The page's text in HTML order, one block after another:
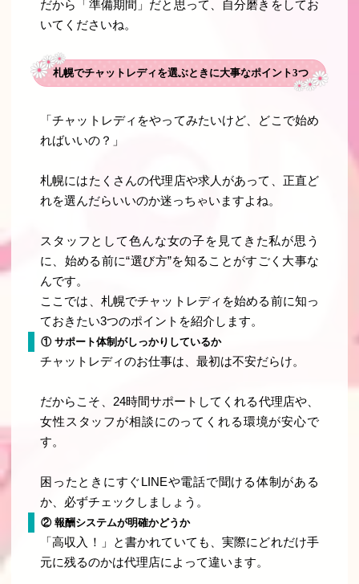
だから「準備期間」だと思って、自分磨きをしてお
いてくださいね。
札幌でチャットレディを選ぶときに大事なポイント3つ
「チャットレディをやってみたいけど、どこで始め
ればいいの？」
札幌にはたくさんの代理店や求人があって、正直ど
れを選んだらいいのか迷っちゃいますよね。
スタッフとして色んな女の子を見てきた私が思う
に、 始める前に“選び方”を知ることがすごく大事な
んです。
ここでは、札幌でチャットレディを始める前に知っ
ておきたい3つのポイントを紹介します。
① サポート体制がしっかりしているか
チャットレディのお仕事は、最初は不安だらけ。
だからこそ、 24時間サポートしてくれる代理店や、
女性スタッフが相談にのってくれる環境が安心で
す。
困ったときにすぐLINEや電話で聞ける体制がある
か、必ずチェックしましょう。
② 報酬システムが明確かどうか
「高収入！」と書かれていても、実際にどれだけ手
元に残るのかは代理店によって違います。